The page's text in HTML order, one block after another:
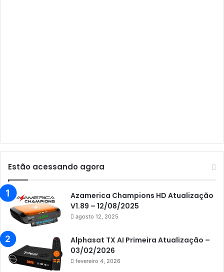
Audisat K10 Urus
Audisat K30 Aventador
Azamerica
Azamerica Beats
Azamerica Champions
Azamerica Champions IPTV
Estão acessando agora
Azamerica Champions HD Atualização
V1.89 – 12/08/2025
agosto 12, 2025
Alphasat TX AI Primeira Atualização –
03/02/2026
fevereiro 4, 2026